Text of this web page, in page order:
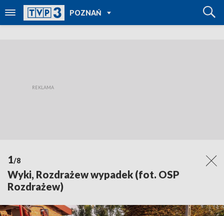
POZNAŃ
POWRÓT DO
TVP REGIONY
1/8
Wyki, Rozdrażew wypadek (fot. OSP
Rozdrażew)